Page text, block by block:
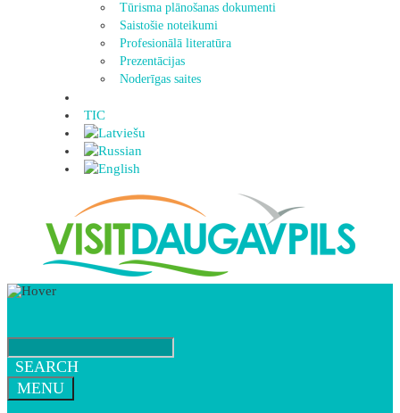
Tūrisma plānošanas dokumenti
Saistošie noteikumi
Profesionālā literatūra
Prezentācijas
Noderīgas saites
TIC
SEARCH
MENU